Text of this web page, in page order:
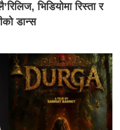
भिडियोमा रिस्ता र
डान्स